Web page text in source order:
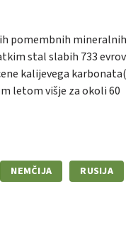
pomembnih mineralnih
stal slabih 733 evrov
kalijevega karbonata(
letom višje za okoli 60
NEMČIJA RUSIJA